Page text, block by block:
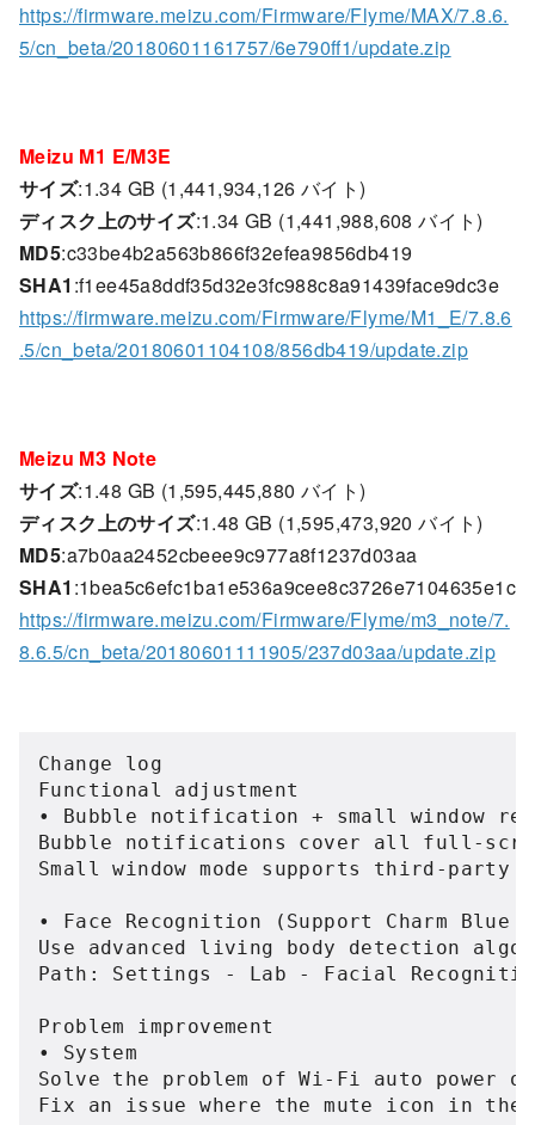
https://firmware.meizu.com/Firmware/Flyme/MAX/7.8.6.
5/cn_beta/20180601161757/6e790ff1/update.zip
Meizu M1 E/M3E
サイズ:1.34 GB (1,441,934,126 バイト)
ディスク上のサイズ:1.34 GB (1,441,988,608 バイト)
MD5:c33be4b2a563b866f32efea9856db419
SHA1 :f1ee45a8ddf35d32e3fc988c8a91439face9dc3e
https://firmware.meizu.com/Firmware/Flyme/M1_E/7.8.6
.5/cn_beta/20180601104108/856db419/update.zip
Meizu M3 Note
サイズ:1.48 GB (1,595,445,880 バイト)
ディスク上のサイズ:1.48 GB (1,595,473,920 バイト)
MD5:a7b0aa2452cbeee9c977a8f1237d03aa
SHA1 :1bea5c6efc1ba1e536a9cee8c3726e7104635e1c
https://firmware.meizu.com/Firmware/Flyme/m3_note/7.
8.6.5/cn_beta/20180601111905/237d03aa/update.zip
Change log
Functional adjustment
• Bubble notification + small window
Bubble notifications cover all full-
Small window mode supports third-
• Face Recognition (Support Charm Blue
Use advanced living body detection
Path: Settings - Lab - Facial
Problem improvement
• System
Solve the problem of Wi-Fi auto power
Fix an issue where the mute icon in